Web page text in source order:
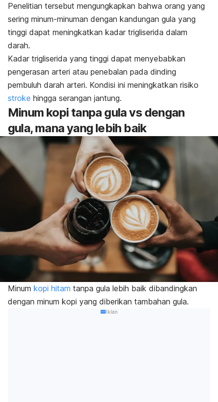
Penelitian tersebut mengungkapkan bahwa orang yang
sering minum-minuman dengan kandungan gula yang
tinggi dapat meningkatkan kadar trigliserida dalam
darah.
Kadar trigliserida yang tinggi dapat menyebabkan
pengerasan arteri atau penebalan pada dinding
pembuluh darah arteri. Kondisi ini meningkatkan risiko
stroke hingga serangan jantung.
Minum kopi tanpa gula vs dengan
gula, mana yang lebih baik
Minum kopi hitam tanpa gula lebih baik dibandingkan
dengan minum kopi yang diberikan tambahan gula.
Iklan